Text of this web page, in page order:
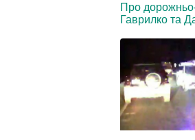
Про
Гаврилко та